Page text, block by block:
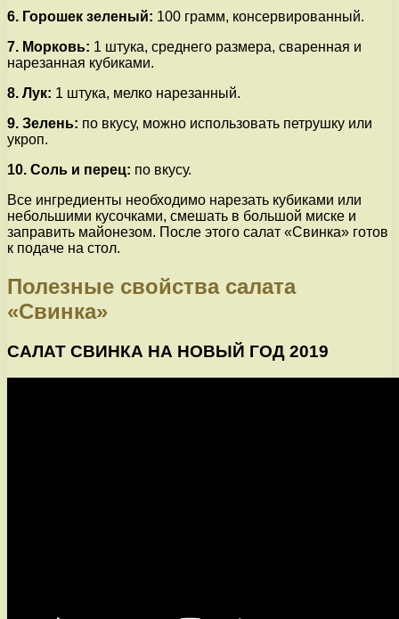
6. Горошек зеленый: 100 грамм, консервированный.
7. Морковь: 1 штука, среднего размера, сваренная и
нарезанная кубиками.
8. Лук: 1 штука, мелко нарезанный.
9. Зелень: по вкусу, можно использовать петрушку или
укроп.
10. Соль и перец: по вкусу.
Все ингредиенты необходимо нарезать кубиками или
небольшими кусочками, смешать в большой миске и
заправить майонезом. После этого салат «Свинка» готов
к подаче на стол.
Полезные свойства салата
«Свинка»
САЛАТ СВИНКА НА НОВЫЙ ГОД 2019